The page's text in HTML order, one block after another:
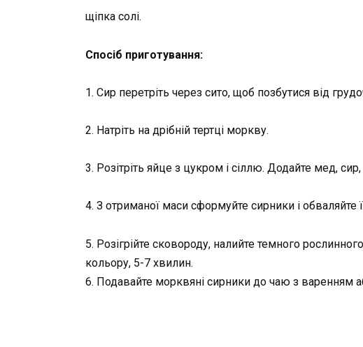
щіпка солі.
Спосіб приготування:
1. Сир перетріть через сито, щоб позбутися від
2. Натріть на дрібній тертці моркву.
3. Розітріть яйце з цукром і сіллю. Додайте мед,
4. З отриманої маси сформуйте сирники і обваляйте
5. Розігрійте сковороду, налийте темного
кольору, 5-7 хвилин.
6. Подавайте морквяні сирники до чаю з варенням